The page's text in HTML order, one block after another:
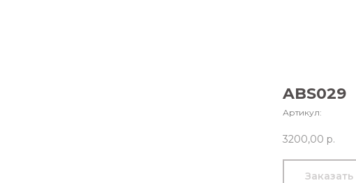
ABS029
Артикул:
3200,00 р.
Заказать